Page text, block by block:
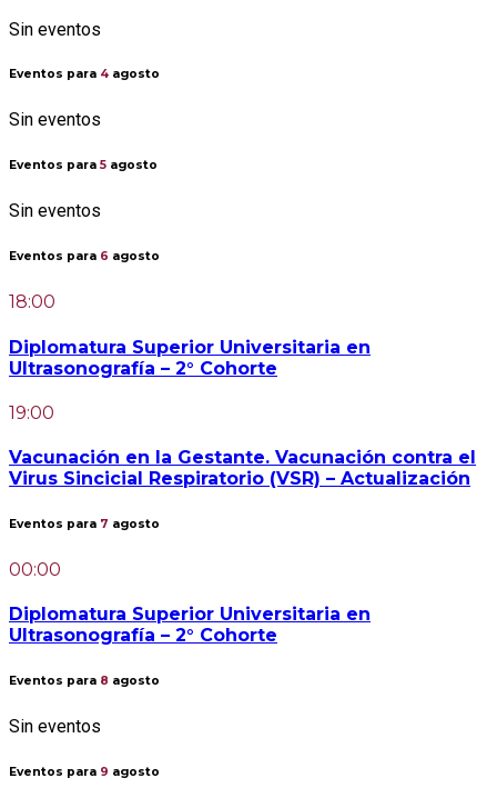
Sin eventos
Eventos para 4 agosto
Sin eventos
Eventos para 5 agosto
Sin eventos
Eventos para 6 agosto
18:00
Diplomatura Superior Universitaria en
Ultrasonografía – 2° Cohorte
19:00
Vacunación en la Gestante. Vacunación contra el
Virus Sincicial Respiratorio (VSR) – Actualización
Eventos para 7 agosto
00:00
Diplomatura Superior Universitaria en
Ultrasonografía – 2° Cohorte
Eventos para 8 agosto
Sin eventos
Eventos para 9 agosto